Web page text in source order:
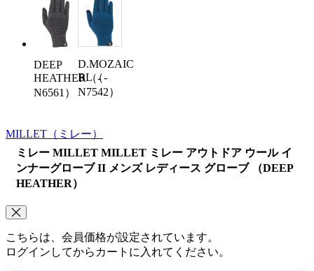
DEEP
HEATHER（-
N6561）
D.MOZAIC
BL（-
N7542）
MILLET （ミレー）
ミレー MILLET MILLET ミレー アウトドア ウール イ
ンナーグローブ II メンズ レディース グローブ （DEEP
HEATHER）
こちらは、会員価格が設定されています。
ログインしてからカートに入れてください。